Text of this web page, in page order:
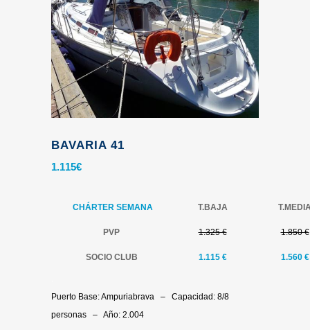
BAVARIA 41
1.115€
CHÁRTER SEMANA T.BAJA
PVP 1.325 € 1.850 €
SOCIO CLUB 1.115 € 1.560 €
Puerto Base: Ampuriabrava – Capacidad: 8/8
personas – Año: 2.004